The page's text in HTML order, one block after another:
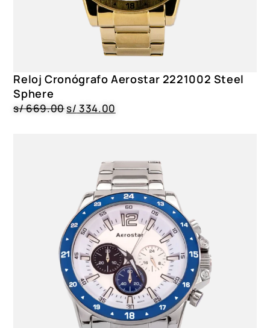
Reloj Cronógrafo Aerostar 2221002 Steel
Sphere
s/669.00s/ 334.00